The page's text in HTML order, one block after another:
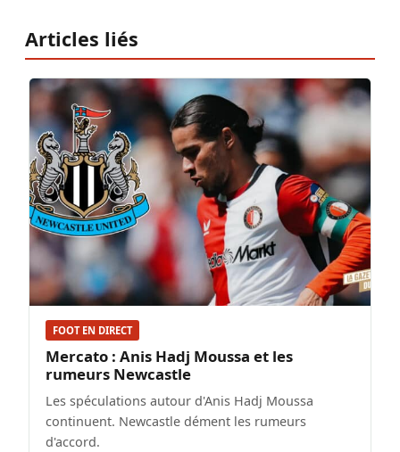
Articles liés
FOOT EN DIRECT
Mercato : Anis Hadj Moussa et les
rumeurs Newcastle
Les spéculations autour d'Anis Hadj Moussa
continuent. Newcastle dément les rumeurs
d'accord.